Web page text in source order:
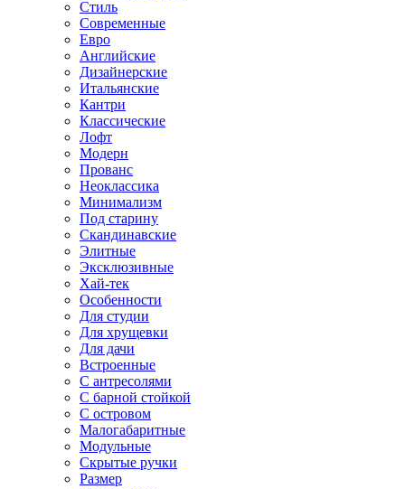
Стиль
Современные
Евро
Английские
Дизайнерские
Итальянские
Кантри
Классические
Лофт
Модерн
Прованс
Неоклассика
Минимализм
Под старину
Скандинавские
Элитные
Эксклюзивные
Хай-тек
Особенности
Для студии
Для хрущевки
Для дачи
Встроенные
С антресолями
С барной стойкой
С островом
Малогабаритные
Модульные
Скрытые ручки
Размер